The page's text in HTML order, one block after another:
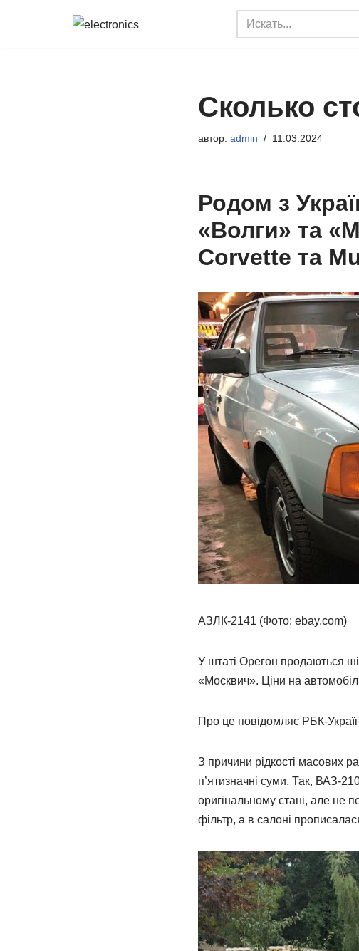
Сколько
автор: admin 11.03.2024
Родом з
«Волги» та
Corvette та
АЗЛК-2141 (Фото: ebay.com)
У штаті Орегон продаються
«Москвич». Ціни на
Про це повідомляє РБК-
З причини рідкості масових
п’ятизначні суми. Так, ВАЗ-
оригінальному стані, але не
фільтр, а в салоні